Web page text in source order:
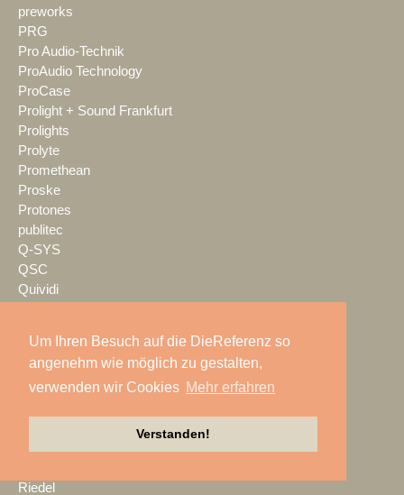
Um Ihren Besuch auf die DieReferenz so
angenehm wie möglich zu gestalten,
verwenden wir Cookies Mehr erfahren
Verstanden!
preworks
PRG
Pro Audio-Technik
ProAudio Technology
ProCase
Prolight + Sound Frankfurt
Prolights
Prolyte
Promethean
Proske
Protones
publitec
Q-SYS
QSC
Quividi
Rauschenberger Catering
RCF
RENT EVENT TEC
Riedel